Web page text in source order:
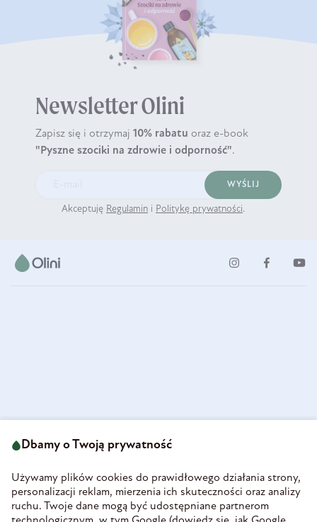
Newsletter Olini
Zapisz się i otrzymaj 10% rabatu oraz e-book
"Pyszne szociki na zdrowie i odporność".
WYŚLIJ
Akceptuję Regulamin i Politykę prywatności.
58-160 Świebodzice
REGON 890213034
INFORMACJE
Dbamy o Twoją prywatność
Używamy plików cookies do prawidłowego działania strony,
personalizacji reklam, mierzenia ich skuteczności oraz analizy
ruchu. Twoje dane mogą być udostępniane partnerom